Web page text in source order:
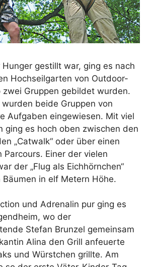
gestillt war, ging es nach
Hochseilgarten von Outdoor-
zwei Gruppen gebildet wurden.
beide Gruppen von
Aufgaben eingewiesen. Mit viel
ging es hoch oben zwischen den
„Catwalk“ oder über einen
Parcours. Einer der vielen
der „Flug als Eichhörnchen“
in elf Metern Höhe.
und Adrenalin pur ging es
wo der
Stefan Brunzel gemeinsam
Alina den Grill anfeuerte
und Würstchen grillte. Am